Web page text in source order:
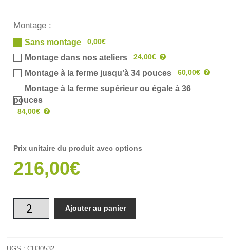
Montage :
Sans montage 0,00€
Montage dans nos ateliers 24,00€
Montage à la ferme jusqu’à 34 pouces 60,00€
Montage à la ferme supérieur ou égale à 36
pouces
84,00€
Prix unitaire du produit avec options
216,00€
Ajouter au panier